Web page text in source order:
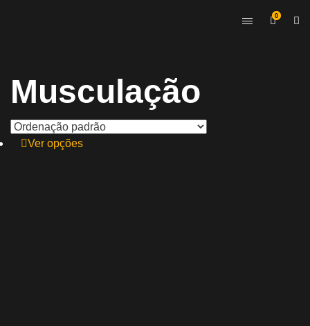
0
Musculação
Ver opções